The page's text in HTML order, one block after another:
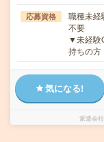
応募資格
職種未経
不要
▼未経験
持ちの
気になる!
派遣会社